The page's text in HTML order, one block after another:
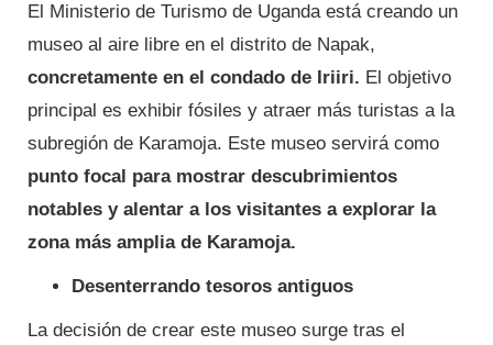
El Ministerio de Turismo de Uganda está creando un
museo al aire libre en el distrito de Napak,
concretamente en el condado de Iriiri. El objetivo
principal es exhibir fósiles y atraer más turistas a la
subregión de Karamoja. Este museo servirá como
punto focal para mostrar descubrimientos
notables y alentar a los visitantes a explorar la
zona más amplia de Karamoja.
Desenterrando tesoros antiguos
La decisión de crear este museo surge tras el